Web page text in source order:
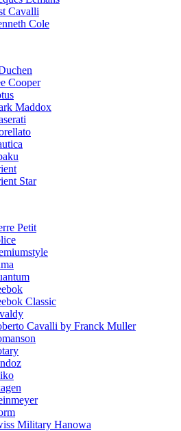
Cavalli
Cole
Cooper
Maddox
Star
Petit
Classic
Cavalli by Franck Muller
Military Hanowa